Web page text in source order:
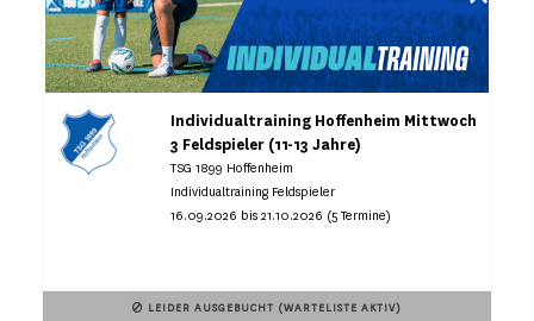
Individualtraining Hoffenheim Mittwoch
3 Feldspieler (11-13 Jahre)
TSG 1899 Hoffenheim
Individualtraining Feldspieler
16.09.2026 bis 21.10.2026 (5 Termine)
LEIDER AUSGEBUCHT (WARTELISTE AKTIV)